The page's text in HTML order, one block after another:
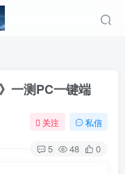
一测PC一键端
关注 私信
5 48 0